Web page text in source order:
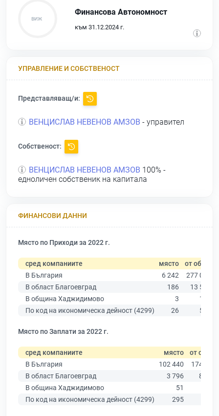
Финансова Автономност
към 31.12.2024 г.
УПРАВЛЕНИЕ И СОБСТВЕНОСТ
Представляващ/и:
ВЕНЦИСЛАВ НЕВЕНОВ АМЗОВ - управител
Собственост:
ВЕНЦИСЛАВ НЕВЕНОВ АМЗОВ 100% -
едноличен собственик на капитала
ФИНАНСОВИ ДАННИ
Място по Приходи за 2022 г.
сред компаниите място от общо
В България
6 242
277 019
В област Благоевград
186
13 529
В община Хаджидимово
3
183
По код на икономическа дейност (4299)
26 578
Място по Заплати за 2022 г.
сред компаниите място
от общо
В България
102 440
174 403
В област Благоевград
3 796
8 826
В община Хаджидимово
51
По код на икономическа дейност (4299)
295